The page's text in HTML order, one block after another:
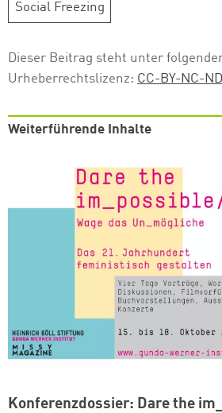
Social Freezing
Dieser Beitrag steht unter
Urheberrechtslizenz: CC-BY-NC-
Weiterführende Inhalte
Konferenzdossier: Dare the